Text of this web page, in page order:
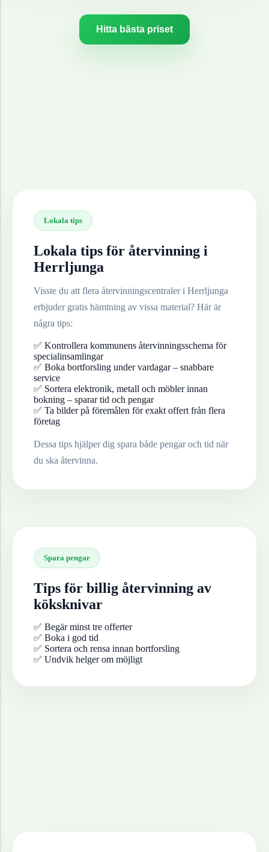
Hitta bästa priset
Lokala tips
Lokala tips för återvinning i
Herrljunga
Visste du att flera återvinningscentraler i Herrljunga
erbjuder gratis hämtning av vissa material? Här är
några tips:
✅ Kontrollera kommunens återvinningsschema för
specialinsamlingar
✅ Boka bortforsling under vardagar – snabbare
service
✅ Sortera elektronik, metall och möbler innan
bokning – sparar tid och pengar
✅ Ta bilder på föremålen för exakt offert från flera
företag
Dessa tips hjälper dig spara både pengar och tid när
du ska återvinna.
Spara pengar
Tips för billig återvinning av
köksknivar
✅ Begär minst tre offerter
✅ Boka i god tid
✅ Sortera och rensa innan bortforsling
✅ Undvik helger om möjligt